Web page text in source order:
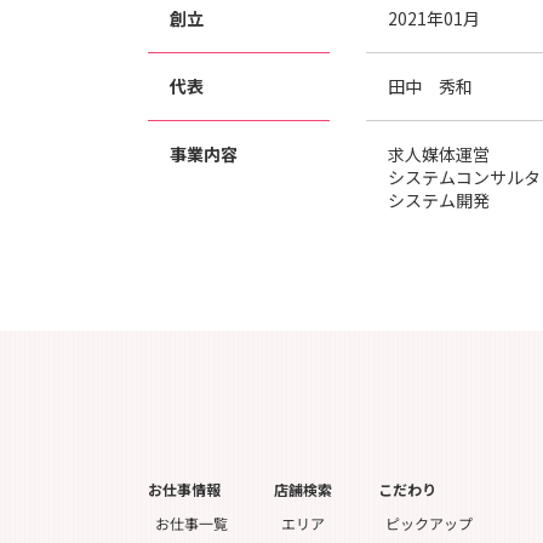
創立 2021年01月
代表 田中 秀和
事業内容
求人媒体運営
システムコンサル
システム開発
お仕事情報
お仕事一覧
店舗検索
エリア
こだわり
ピックアップ